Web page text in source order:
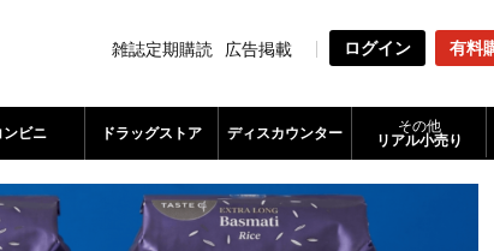
雑誌定期購読 広告掲載 ログイン 有料
ンビニ ドラッグストア ディスカウンター
その他
リアル小売り